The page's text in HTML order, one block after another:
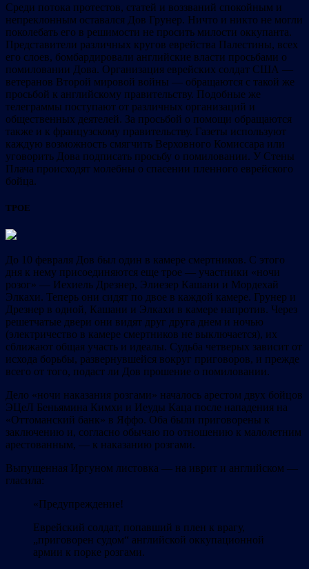
Среди потока протестов, статей и воззваний спокойным и
непреклонным оставался Дов Грунер. Ничто и никто не могли
поколебать его в решимости не просить милости оккупанта.
Представители различных кругов еврейства Палестины, всех
его слоев, бомбардировали английские власти просьбами о
помиловании Дова. Организация еврейских солдат США —
ветеранов Второй мировой войны — обращаются с такой же
просьбой к английскому правительству. Подобные же
телеграммы поступают от различных организаций и
общественных деятелей. За просьбой о помощи обращаются
также и к французскому правительству. Газеты используют
каждую возможность смягчить Верховного Комиссара или
уговорить Дова подписать просьбу о помиловании. У Стены
Плача происходят молебны о спасении пленного еврейского
бойца.
ТРОЕ
До 10 февраля Дов был один в камере смертников. С этого
дня к нему присоединяются еще трое — участники «ночи
розог» — Иехиель Дрезнер, Элиезер Кашани и Мордехай
Элкахи. Теперь они сидят по двое в каждой камере. Грунер и
Дрезнер в одной, Кашани и Элкахи в камере напротив. Через
решетчатые двери они видят друг друга днем и ночью
(электричество в камере смертников не выключается), их
сближают общая участь и идеалы. Судьба четверых зависит от
исхода борьбы, развернувшейся вокруг приговоров, и прежде
всего от того, подаст ли Дов прошение о помиловании.
Дело «ночи наказания розгами» началось арестом двух бойцов
ЭЦеЛ Беньямина Кимхи и Иеуды Каца после нападения на
«Оттоманский банк» в Яффо. Оба были приговорены к
заключению и, согласно обычаю по отношению к малолетним
арестованным, — к наказанию розгами.
Выпущенная Иргуном листовка — на иврит и английском —
гласила:
«Предупреждение!
Еврейский солдат, попавший в плен к врагу,
„приговорен судом“ английской оккупационной
армии к порке розгами.